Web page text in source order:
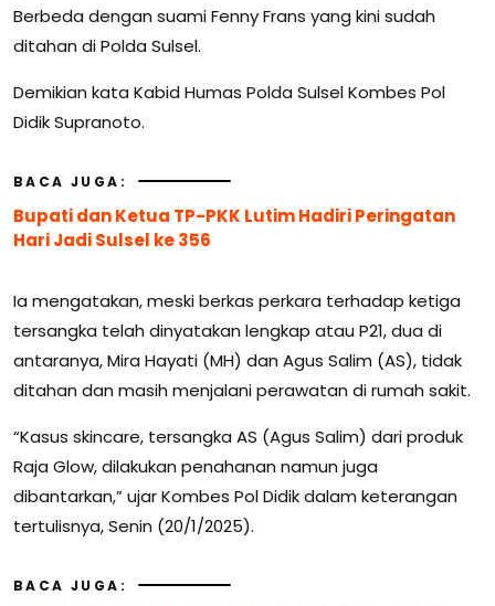
Berbeda dengan suami Fenny Frans yang kini sudah
ditahan di Polda Sulsel.
Demikian kata Kabid Humas Polda Sulsel Kombes Pol
Didik Supranoto.
BACA JUGA:
Bupati dan Ketua TP-PKK Lutim Hadiri Peringatan
Hari Jadi Sulsel ke 356
Ia mengatakan, meski berkas perkara terhadap ketiga
tersangka telah dinyatakan lengkap atau P21, dua di
antaranya, Mira Hayati (MH) dan Agus Salim (AS), tidak
ditahan dan masih menjalani perawatan di rumah sakit.
“Kasus skincare, tersangka AS (Agus Salim) dari produk
Raja Glow, dilakukan penahanan namun juga
dibantarkan,” ujar Kombes Pol Didik dalam keterangan
tertulisnya, Senin (20/1/2025).
BACA JUGA: